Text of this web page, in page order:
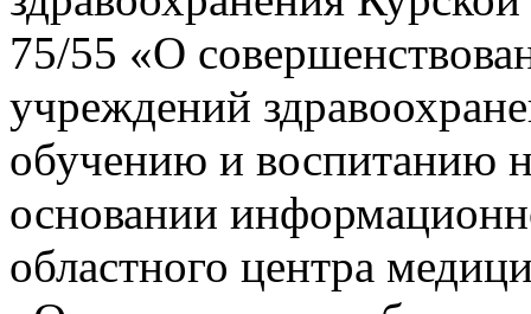
75/55 «О
учреждений
обучению и воспитанию
основании
областного центра